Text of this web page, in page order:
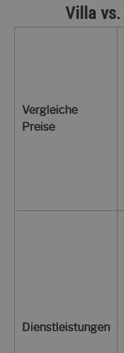
Villa
Vergleiche
Preise
Dienstleistungen